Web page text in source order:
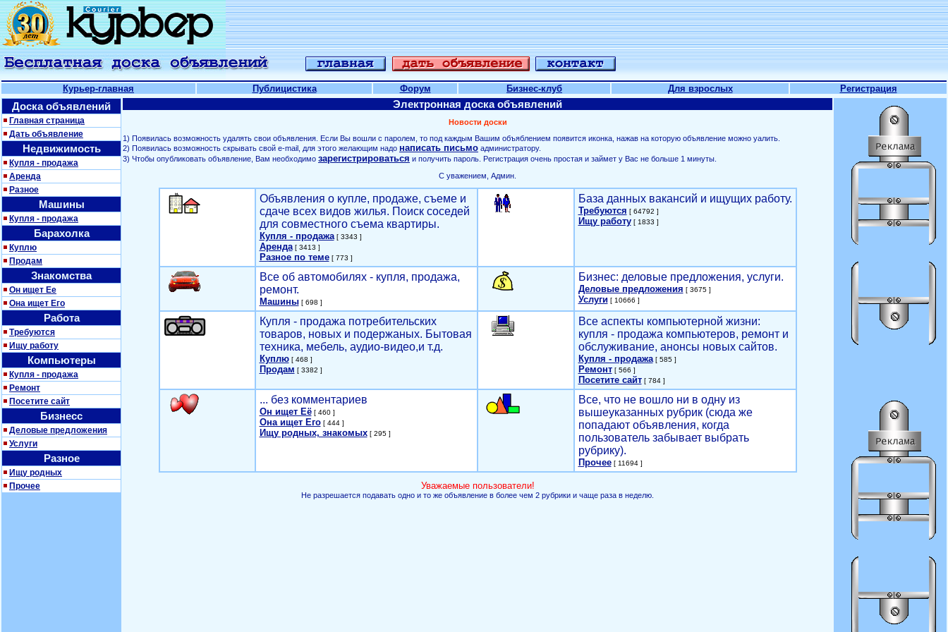
Курьер-главная Публицистика Форум Бизнес-клуб Для взрослых Регистрация
Доска объявлений
Главная страница
Дать объявление
Недвижимость
Купля - продажа
Аренда
Разное
Машины
Купля - продажа
Барахолка
Куплю
Продам
Знакомства
Он ищет Ее
Она ищет Его
Работа
Требуются
Ищу работу
Компьютеры
Купля - продажа
Ремонт
Посетите сайт
Бизнесс
Деловые предложения
Услуги
Разное
Ищу родных
Прочее
Электронная доска объявлений
Новости доски
1) Появилась возможность удалять свои объявления. Если Вы вошли с паролем, то под каждым Вашим объяблением появится иконка, нажав на которую объявление можно уалить.
2) Появилась возможность скрывать свой е-mail, для этого желающим надо написать письмо администратору.
3) Чтобы опубликовать объявление, Вам необходимо зарегистрироваться и получить пароль. Регистрация очень простая и займет у Вас не больше 1 минуты.
С уважением, Админ.
Объявления о купле, продаже, съеме и
сдаче всех видов жилья. Поиск соседей
для совместного съема квартиры.
Купля - продажа[ 3343 ]
Аренда[ 3413 ]
Разное по теме[ 773 ]
База данных вакансий и ищущих работу.
Требуются [ 64792 ]
Ищу работу[ 1833 ]
Все об автомобилях - купля, продажа,
ремонт.
Машины[ 698 ]
Бизнес: деловые предложения, услуги.
Деловые предложения [ 3675 ]
Услуги[ 10666 ]
Купля - продажа потребительских
товаров, новых и подержаных. Бытовая
техника, мебель, аудио-видео,и т.д.
Куплю[ 468 ]
Продам [ 3382 ]
Все аспекты компьютерной жизни:
купля - продажа компьютеров, ремонт и
обслуживание, анонсы новых сайтов.
Купля - продажа[ 585 ]
Ремонт[ 566 ]
Посетите сайт[ 784 ]
... без комментариев
Он ищет Её[ 460 ]
Она ищет Его[ 444 ]
Ищу родных, знакомых[ 295 ]
Все, что не вошло ни в одну из
вышеуказанных рубрик (сюда же
попадают объявления, когда
пользователь забывает выбрать
рубрику).
Прочее[ 11694 ]
Уважаемые пользователи!
Не разрешается подавать одно и то же объявление в более чем 2 рубрики и чаще раза в неделю.